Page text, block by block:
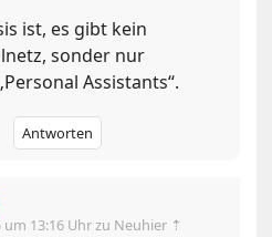
ist, es gibt kein
sonder nur
Assistants“.
Antworten
um 13:16 Uhrzu Neuhier ⇡